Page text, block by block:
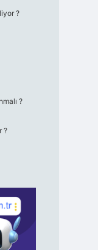
?
?
?